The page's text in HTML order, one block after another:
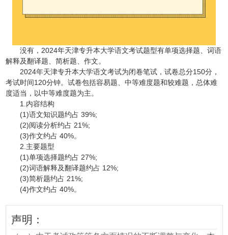
没有，2024年天津专升本大学语文考试题型有单项选择题、词语
解释及翻译题、简析题、作文。
2024年天津专升本大学语文考试为闭卷笔试，试卷总分150分，
考试时间120分钟。试卷包括容易题、中等难度题和较难题，总体难
度适当，以中等难度题为主。
1.内容结构
(1)语文知识题约占 39%;
(2)阅读分析约占 21%;
(3)作文约占 40%。
2.主要题型
(1)单项选择题约占 27%;
(2)词语解释及翻译题约占 12%;
(3)简析题约占 21%;
(4)作文约占 40%。
声明：